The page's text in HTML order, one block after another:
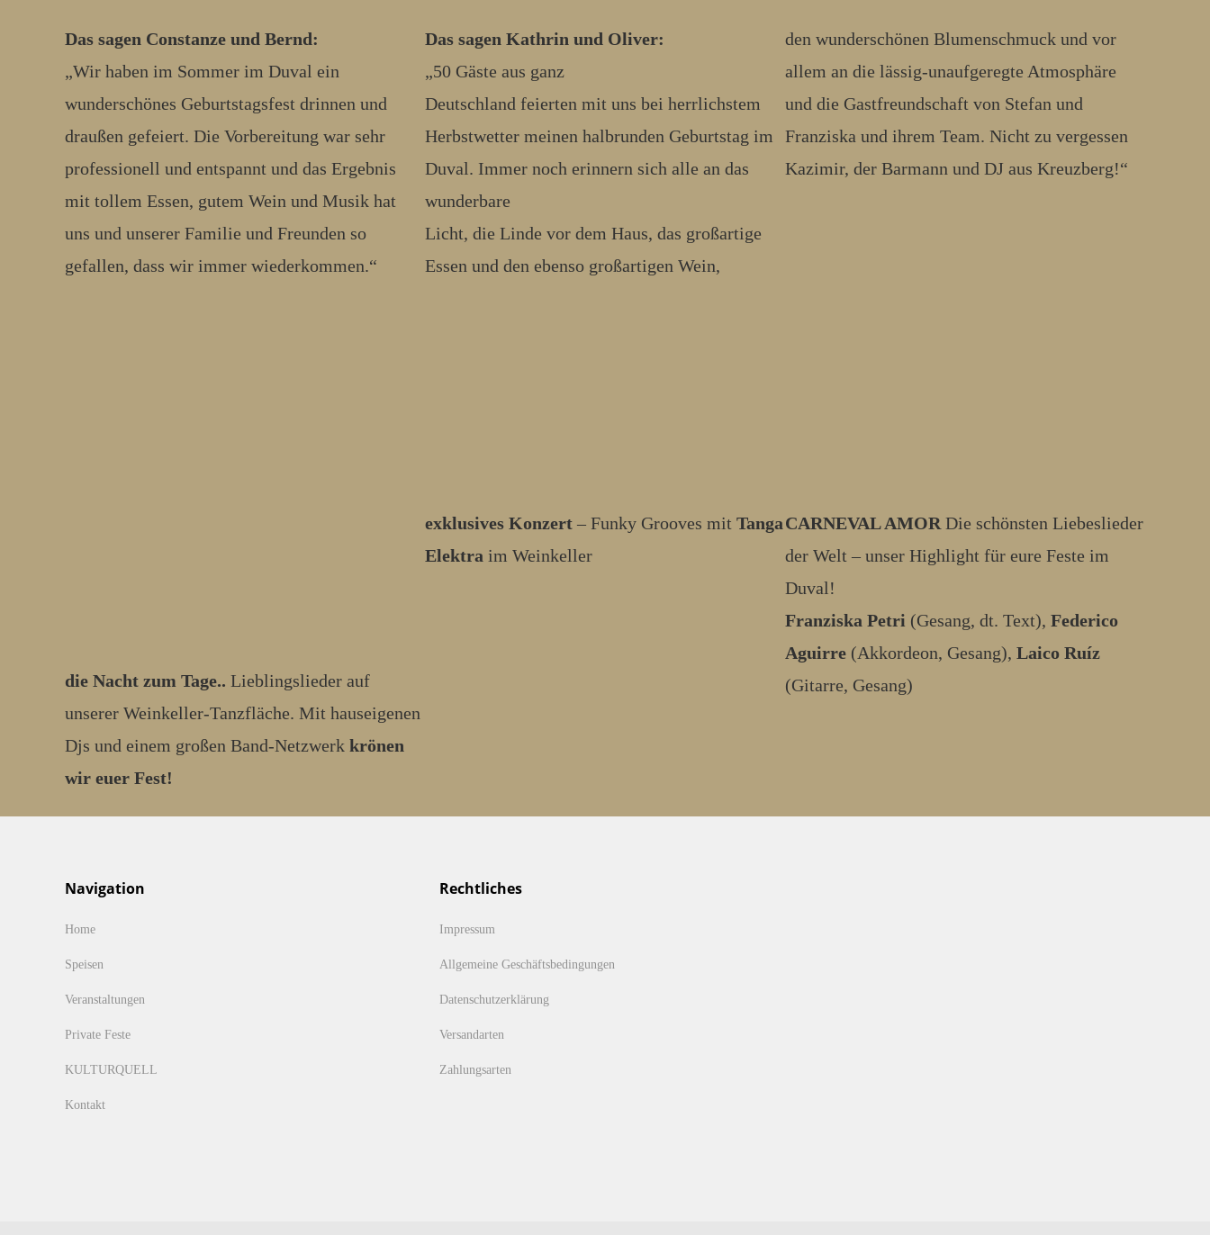
Das sagen Constanze und Bernd:
„Wir haben im Sommer im Duval ein
wunderschönes Geburtstagsfest drinnen und
draußen gefeiert. Die Vorbereitung war sehr
professionell und entspannt und das Ergebnis
mit tollem Essen, gutem Wein und Musik hat
uns und unserer Familie und Freunden so
gefallen, dass wir immer wiederkommen.“
Das sagen Kathrin und Oliver:
„50 Gäste aus ganz
Deutschland feierten mit uns bei herrlichstem
Herbstwetter meinen halbrunden Geburtstag im
Duval. Immer noch erinnern sich alle an das
wunderbare
Licht, die Linde vor dem Haus, das großartige
Essen und den ebenso großartigen Wein,
den wunderschönen Blumenschmuck und vor
allem an die lässig-unaufgeregte Atmosphäre
und die Gastfreundschaft von Stefan und
Franziska und ihrem Team. Nicht zu vergessen
Kazimir, der Barmann und DJ aus Kreuzberg!“
die Nacht zum Tage.. Lieblingslieder auf
unserer Weinkeller-Tanzfläche. Mit hauseigenen
Djs und einem großen Band-Netzwerk krönen
wir euer Fest!
exklusives Konzert – Funky Grooves mit Tanga
Elektra im Weinkeller
CARNEVAL AMOR Die schönsten Liebeslieder
der Welt – unser Highlight für eure Feste im
Duval!
Franziska Petri (Gesang, dt. Text), Federico
Aguirre (Akkordeon, Gesang), Laico Ruíz
(Gitarre, Gesang)
Navigation
Home
Speisen
Veranstaltungen
Private Feste
KULTURQUELL
Kontakt
Rechtliches
Impressum
Allgemeine Geschäftsbedingungen
Datenschutzerklärung
Versandarten
Zahlungsarten